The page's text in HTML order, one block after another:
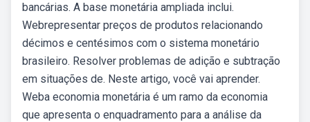
bancárias. A base monetária ampliada inclui.
Webrepresentar preços de produtos relacionando
décimos e centésimos com o sistema monetário
brasileiro. Resolver problemas de adição e subtração
em situações de. Neste artigo, você vai aprender.
Weba economia monetária é um ramo da economia
que apresenta o enquadramento para a análise da